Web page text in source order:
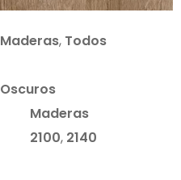
Maderas, Todos
Oscuros
Maderas
2100, 2140